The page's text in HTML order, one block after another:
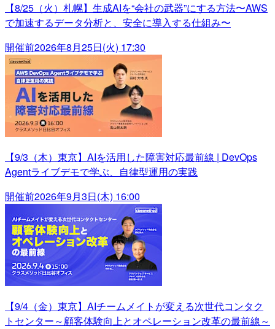
【8/25（火）札幌】生成AIを“会社の武器”にする方法〜AWS
で加速するデータ分析と、安全に導入する仕組み〜
開催前2026年8月25日(火) 17:30
【9/3（木）東京】AIを活用した障害対応最前線 | DevOps
Agentライブデモで学ぶ、自律型運用の実践
開催前2026年9月3日(木) 16:00
【9/4（金）東京】AIチームメイトが変える次世代コンタク
トセンター～顧客体験向上とオペレーション改革の最前線～